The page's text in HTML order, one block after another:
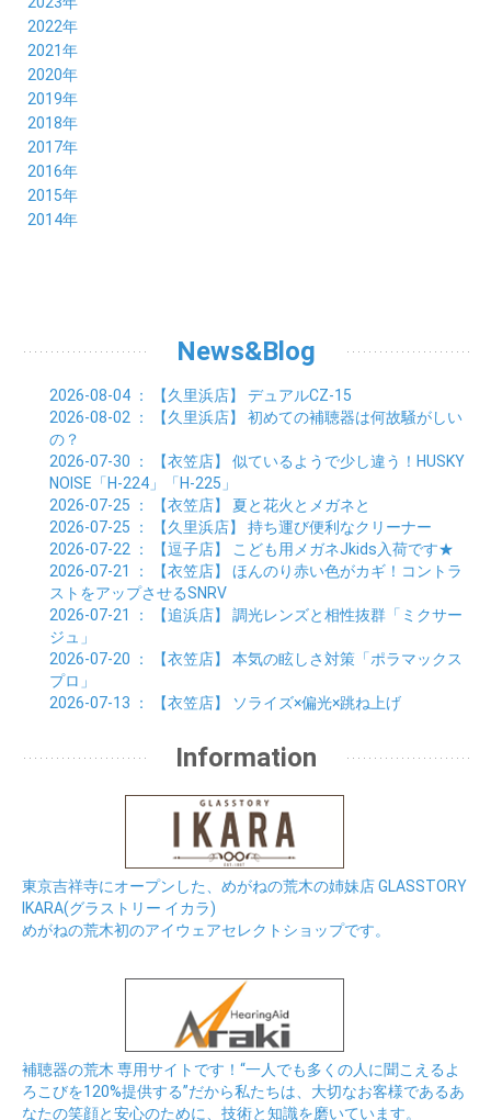
10月 (3)
09月 (3)
08月 (4)
07月 (4)
06月 (4)
05月 (4)
04月 (1)
03月 (3)
02月 (4)
01月 (4)
11月 (5)
10月 (4)
09月 (6)
08月 (5)
07月 (5)
06月 (4)
05月 (3)
04月 (7)
03月 (5)
02月 (7)
12月 (5)
11月 (4)
10月 (5)
09月 (6)
08月 (7)
07月 (7)
06月 (7)
05月 (8)
04月 (8)
03月 (9)
2022年
12月 (9)
11月 (5)
10月 (8)
09月 (7)
08月 (5)
07月 (9)
06月 (10)
05月 (9)
04月 (7)
2021年
12月 (5)
11月 (5)
10月 (5)
09月 (5)
08月 (11)
07月 (4)
06月 (7)
05月 (8)
2020年
12月 (7)
11月 (6)
10月 (8)
09月 (10)
08月 (10)
07月 (7)
06月 (7)
2019年
12月 (8)
11月 (9)
10月 (9)
09月 (7)
08月 (8)
07月 (7)
2018年
12月 (8)
11月 (8)
10月 (7)
09月 (10)
08月 (8)
01月 (7)
2017年
12月 (7)
11月 (8)
10月 (7)
02月 (6)
01月 (9)
2016年
12月 (9)
11月 (5)
03月 (7)
02月 (6)
01月 (9)
2015年
12月 (9)
06月 (5)
2014年
News&Blog
2026-08-04 ： 【久里浜店】 デュアルCZ-15
2026-08-02 ： 【久里浜店】 初めての補聴器は何故騒がしい
の？
2026-07-30 ： 【衣笠店】 似ているようで少し違う！HUSKY
NOISE「H-224」「H-225」
2026-07-25 ： 【衣笠店】 夏と花火とメガネと
2026-07-25 ： 【久里浜店】 持ち運び便利なクリーナー
2026-07-22 ： 【逗子店】
こども用メガネJkids入荷です★
2026-07-21
： 【衣笠店】 ほんのり赤い色がカギ！コントラ
ストをアップさせるSNRV
2026-07-21
： 【追浜店】 調光レンズと相性抜群「ミクサー
ジュ」
2026-07-20 ： 【衣笠店】 本気の眩しさ対策「ポラマックス
プロ」
2026-07-13 ： 【衣笠店】 ソライズ×偏光×跳ね上げ
Information
東京吉祥寺にオープンした、めがねの荒木の姉妹店 GLASSTORY
IKARA(グラストリー イカラ)
めがねの荒木初のアイウェアセレクトショップです。
補聴器の荒木 専用サイトです！“一人でも多くの人に聞こえるよ
ろこびを120%提供する”だから私たちは、大切なお客様であるあ
なたの笑顔と安心のために、技術と知識を磨いています。